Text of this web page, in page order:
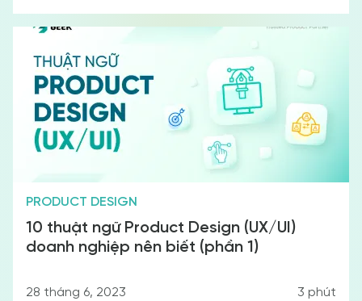
PRODUCT DESIGN
10 thuật ngữ Product Design (UX/UI)
doanh nghiệp nên biết (phần 1)
28 tháng 6, 2023 3 phút